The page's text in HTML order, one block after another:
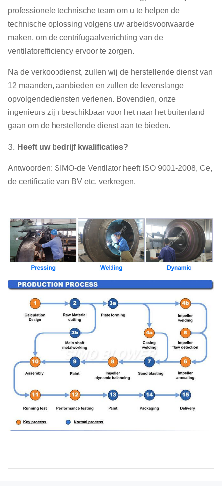
professionele technische team om u te helpen de
technische oplossing volgens uw arbeidsvoorwaarde
maken, om de centrifugaalverrichting van de
ventilatorefficiency ervoor te zorgen.
Na de verkoopdienst, zullen wij de herstellende dienst van
12 maanden, aanbieden en zullen de levenslange
opvolgendediensten verlenen. Bovendien, onze
ingenieurs zijn beschikbaar voor het naar het buitenland
gaan om de herstellende dienst aan te bieden.
3. Heeft uw bedrijf kwalificaties?
Antwoorden: SIMO-de Ventilator heeft ISO 9001-2008, Ce,
de certificatie van BV etc. verkregen.